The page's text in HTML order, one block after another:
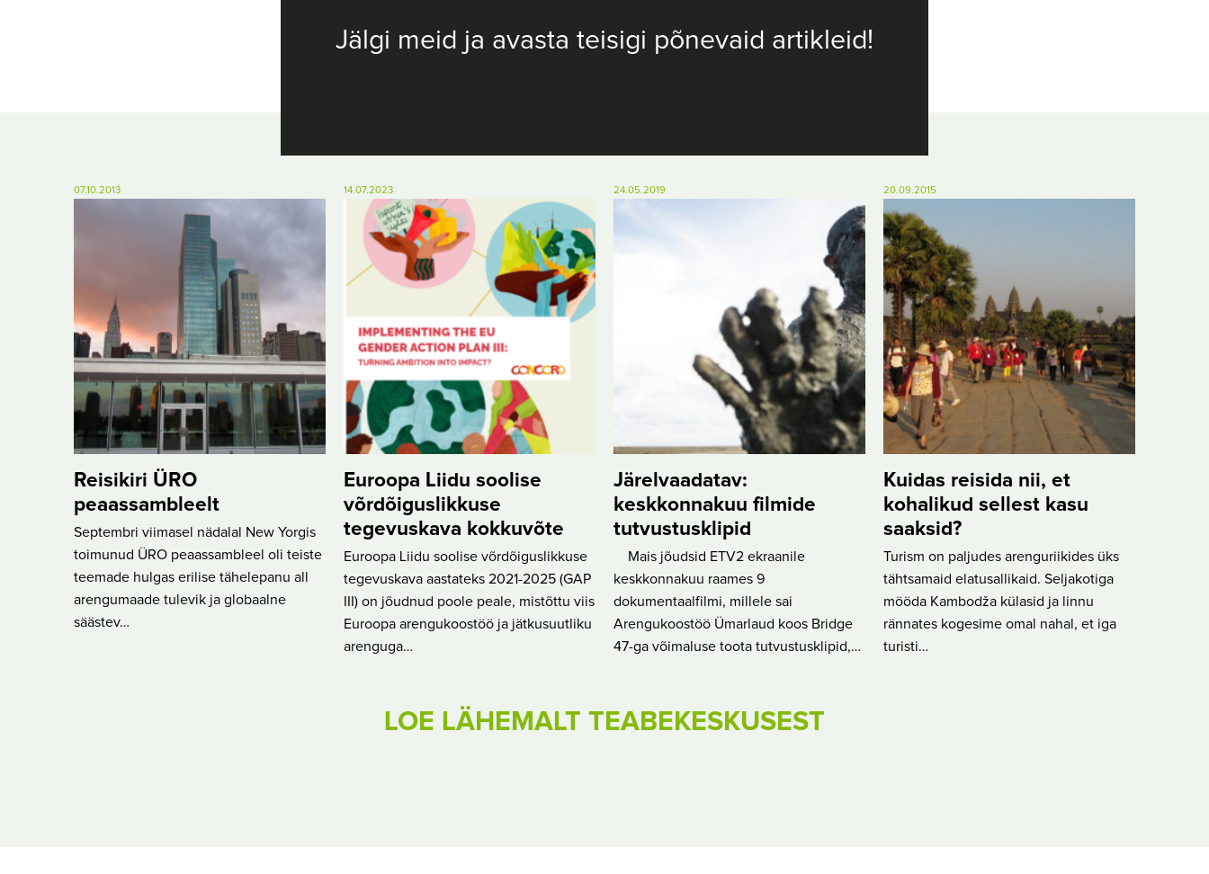
Jälgi meid ja avasta teisigi põnevaid artikleid!
07.10.2013
Reisikiri ÜRO
peaassambleelt
Septembri viimasel nädalal New Yorgis
toimunud ÜRO peaassambleel oli teiste
teemade hulgas erilise tähelepanu all
arengumaade tulevik ja globaalne
säästev…
14.07.2023
Euroopa Liidu soolise
võrdõiguslikkuse
tegevuskava kokkuvõte
Euroopa Liidu soolise võrdõiguslikkuse
tegevuskava aastateks 2021-2025 (GAP
III) on jõudnud poole peale, mistõttu viis
Euroopa arengukoostöö ja jätkusuutliku
arenguga…
24.05.2019
Järelvaadatav:
keskkonnakuu filmide
tutvustusklipid
Mais jõudsid ETV2 ekraanile
keskkonnakuu raames 9
dokumentaalfilmi, millele sai
Arengukoostöö Ümarlaud koos Bridge
47-ga võimaluse toota tutvustusklipid,…
20.09.2015
Kuidas reisida nii, et
kohalikud sellest kasu
saaksid?
Turism on paljudes arenguriikides üks
tähtsamaid elatusallikaid. Seljakotiga
mööda Kambodža külasid ja linnu
rännates kogesime omal nahal, et iga
turisti…
LOE LÄHEMALT TEABEKESKUSEST